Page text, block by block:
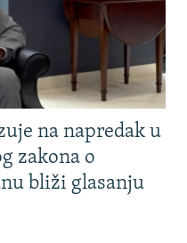
na napredak u
zakona o
bliži glasanju